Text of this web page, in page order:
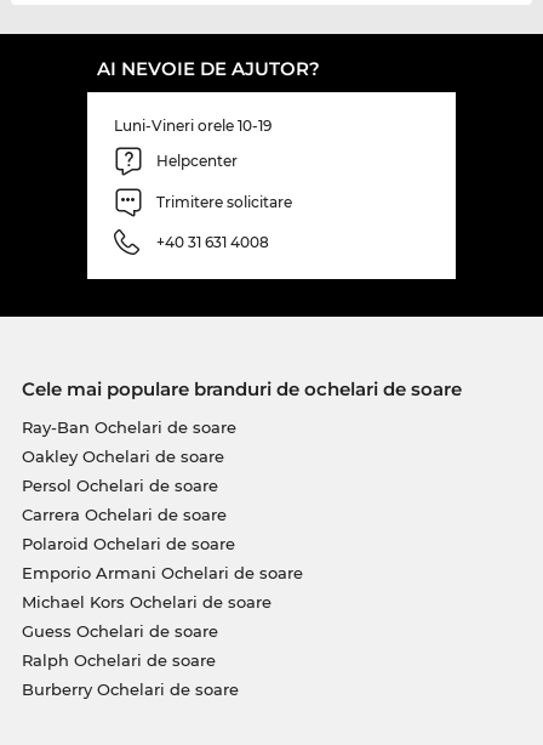
AI NEVOIE DE AJUTOR?
Luni-Vineri orele 10-19
Helpcenter
Trimitere solicitare
+40 31 631 4008
Cele mai populare branduri de ochelari de soare
Ray-Ban Ochelari de soare
Oakley Ochelari de soare
Persol Ochelari de soare
Carrera Ochelari de soare
Polaroid Ochelari de soare
Emporio Armani Ochelari de soare
Michael Kors Ochelari de soare
Guess Ochelari de soare
Ralph Ochelari de soare
Burberry Ochelari de soare